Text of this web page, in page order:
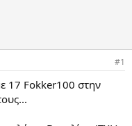
#1
17 Fokker100 στην